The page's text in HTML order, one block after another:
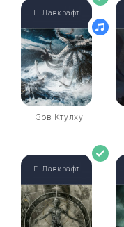
Зов Ктулху
Г. Лавкрафт
Г. Лавкрафт